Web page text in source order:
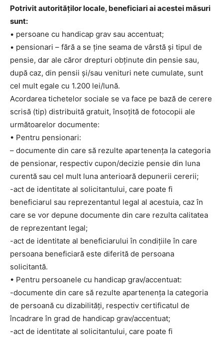
Potrivit autorităților locale, beneficiari ai acestei măsuri
sunt:
• persoane cu handicap grav sau accentuat;
• pensionari – fără a se ține seama de vârstă și tipul de
pensie, dar ale căror drepturi obținute din pensie sau,
după caz, din pensii și/sau venituri nete cumulate, sunt
cel mult egale cu 1.200 lei/lună.
Acordarea tichetelor sociale se va face pe bază de cerere
scrisă (tip) distribuită gratuit, însoțită de fotocopii ale
următoarelor documente:
• Pentru pensionari:
– documente din care să rezulte apartenența la categoria
de pensionar, respectiv cupon/decizie pensie din luna
curentă sau cel mult luna anterioară depunerii cererii;
-act de identitate al solicitantului, care poate fi
beneficiarul sau reprezentantul legal al acestuia, caz în
care se vor depune documente din care rezulta calitatea
de reprezentant legal;
-act de identitate al beneficiarului în condițiile în care
persoana beneficiară este diferită de persoana
solicitantă.
• Pentru persoanele cu handicap grav/accentuat:
-documente din care să rezulte apartenența la categoria
de persoană cu dizabilități, respectiv certificatul de
încadrare în grad de handicap grav/accentuat;
-act de identitate al solicitantului, care poate fi